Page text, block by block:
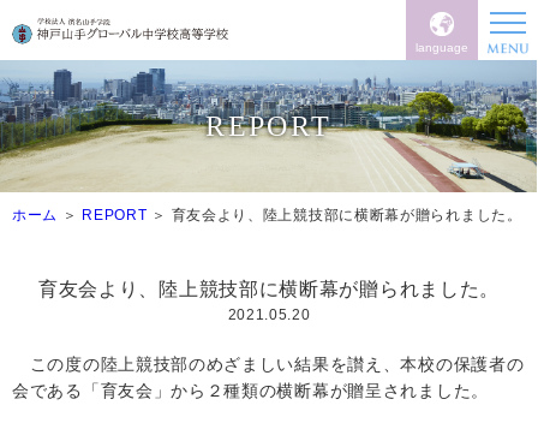
language
REPORT
ホーム REPORT 育友会より、陸上競技部に横断幕が贈られました。
育友会より、陸上競技部に横断幕が贈られました。
2021.05.20
この度の陸上競技部のめざましい結果を讃え、本校の保護者の
会である「育友会」から２種類の横断幕が贈呈されました。